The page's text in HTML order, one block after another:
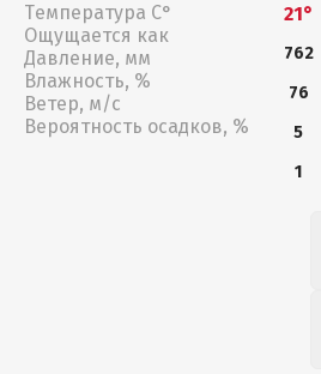
Температура С°
Ощущается как
Давление, мм
Влажность, %
Ветер, м/с
Вероятность осадков, %
21°
762
76
5
1